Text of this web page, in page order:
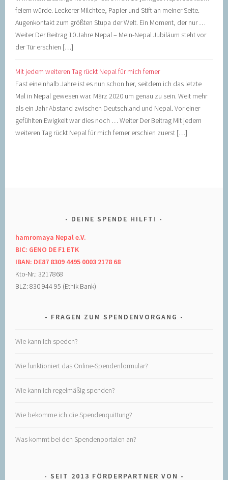
feiern würde. Leckerer Milchtee, Papier und Stift an meiner Seite.
Augenkontakt zum größten Stupa der Welt. Ein Moment, der nur …
Weiter Der Beitrag 10 Jahre Nepal – Mein-Nepal Jubiläum steht vor
der Tür erschien […]
Mit jedem weiteren Tag rückt Nepal für mich ferner
Fast eineinhalb Jahre ist es nun schon her, seitdem ich das letzte
Mal in Nepal gewesen war. März 2020 um genau zu sein. Weit mehr
als ein Jahr Abstand zwischen Deutschland und Nepal. Vor einer
gefühlten Ewigkeit war dies noch … Weiter Der Beitrag Mit jedem
weiteren Tag rückt Nepal für mich ferner erschien zuerst […]
DEINE SPENDE HILFT!
hamromaya Nepal e.V.
BIC: GENO DE F1 ETK
IBAN: DE87 8309 4495 0003 2178 68
Kto-Nr.: 3217868
BLZ: 830 944 95 (Ethik Bank)
FRAGEN ZUM SPENDENVORGANG
Wie kann ich speden?
Wie funktioniert das Online-Spendenformular?
Wie kann ich regelmäßig spenden?
Wie bekomme ich die Spendenquittung?
Was kommt bei den Spendenportalen an?
SEIT 2013 FÖRDERPARTNER VON